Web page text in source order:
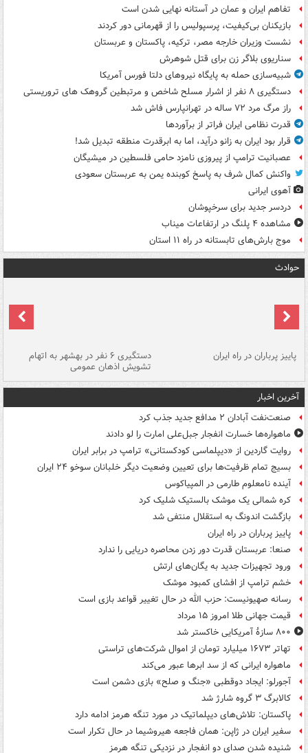
تفاهم ایران و عمان در آستانه نهایی شدن است
بازیکنان بی‌کیفیت، پرسپولیس را از قهرمانی دور کردند
نشست وزیران خارجه مصر، ترکیه، پاکستان و عربستان
سناریوی بلاگر زن برای قتل شوهرش
شبیه‌سازی حمله به پایگاه نیروهای دلتا فورس آمریکا
دستگیری ۸ نفر از اشرار مسلح شاخص و مرتبطین گروهک های تروریستی
راز مرگ مرد ۷۲ ساله در تهرانپارس فاش شد
قدرت نظامی ایران فراتر از برآوردها
قرار بود ایران به زانو درآید، اما به ابرقدرت منطقه تبدیل شد!
عصبانیت ترامپ از پیروزی نامزد حامی فلسطین در میشیگان
واکنش کمال شرف به پاسخ کوبنده یمن به عربستان سعودی
آهوی ایرانی
دردسر جدید برای سرخپوشان
مشاهده ۴ پلنگ در ارتفاعات میناب
موج بارش‌های تابستانه در راه ۱۱ استان
حوادث
پاییز پرباران در راه ایران دستگیری ۶ نفر در بهشهر به اتهام
تشویش اذهان عمومی
آخرین اخبار
صنعت‌نفت آبادان ۲ مدافع جدید جذب کرد
ماهواره‌ها خسارت انفجار جبل‌علی امارت را لو دادند
روایت گاردین از «دیپلماسی کودکستانی» ترامپ در برابر ایران
بسیج تمام ظرفیت‌ها برای تعیین وضعیت دیگر خلبانان سوخو ۲۴ ایران
آینده نامعلوم طارمی در المپیاکوس
کره شمالی یک موشک بالستیک شلیک کرد
بازگشت اندونگ به استقلال منتفی شد
پاییز پرباران در راه ایران
صنعا: عربستان قدرت دور زدن محاصره دریایی را ندارد
ورود تجهیزات جدید به یگان‌های ارتش
خشم ترامپ از افشای کمبود موشک
رسانه صهیونیست: حزب الله در حال تغییر قواعد بازی است
قیمت جهانی طلا امروز ۱۵ مرداد
۸۰۰ سازۀ آمریکایی خاکستر شد
تهاتر ۱۶۷۳ میلیارد تومان از اموال شرکت‌های تراستی
ماهواره ایرانی که از سد ابرها عبور می‌کند
آجورلو: ایجاد دوقطبی «جنگ و صلح‌» بازی دشمن است
کالابرگ ۳ گروه شارژ شد
پاکستان: تلاش‌های دیپلماتیک در مورد تنگه هرمز ادامه دارد
سفیر ایران در ژاپن: همان فاجعه هیروشیما در حال تکرار است
شنیده شدن صدای دو انفجار در نزدیکی تنگه هرمز